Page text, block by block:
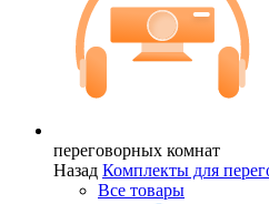
переговорных комнат
Назад Комплекты для
Все товары